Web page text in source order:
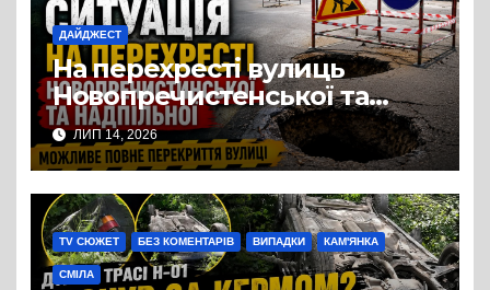
ДАЙДЖЕСТ
На перехресті вулиць
Новопречистенської та
Надпільної просів асфальт
над теплотрасою
ЛИП 14, 2026
TV СЮЖЕТ БЕЗ КОМЕНТАРІВ ВИПАДКИ КАМ'ЯНКА
СМІЛА